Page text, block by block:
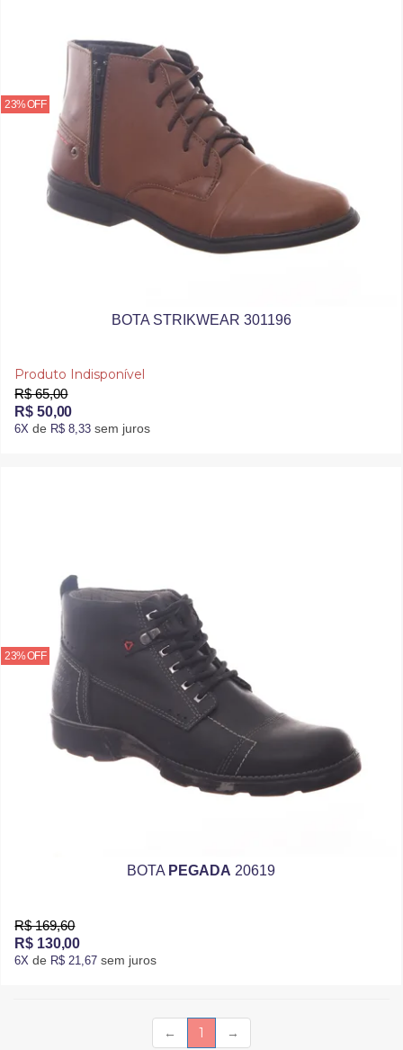
23% OFF
BOTA STRIKWEAR 301196
Produto Indisponível
R$ 65,00
R$ 50,00
6X de R$ 8,33 sem juros
23% OFF
BOTA PEGADA 20619
R$ 169,60
R$ 130,00
6X de R$ 21,67 sem juros
← 1 (current)
→